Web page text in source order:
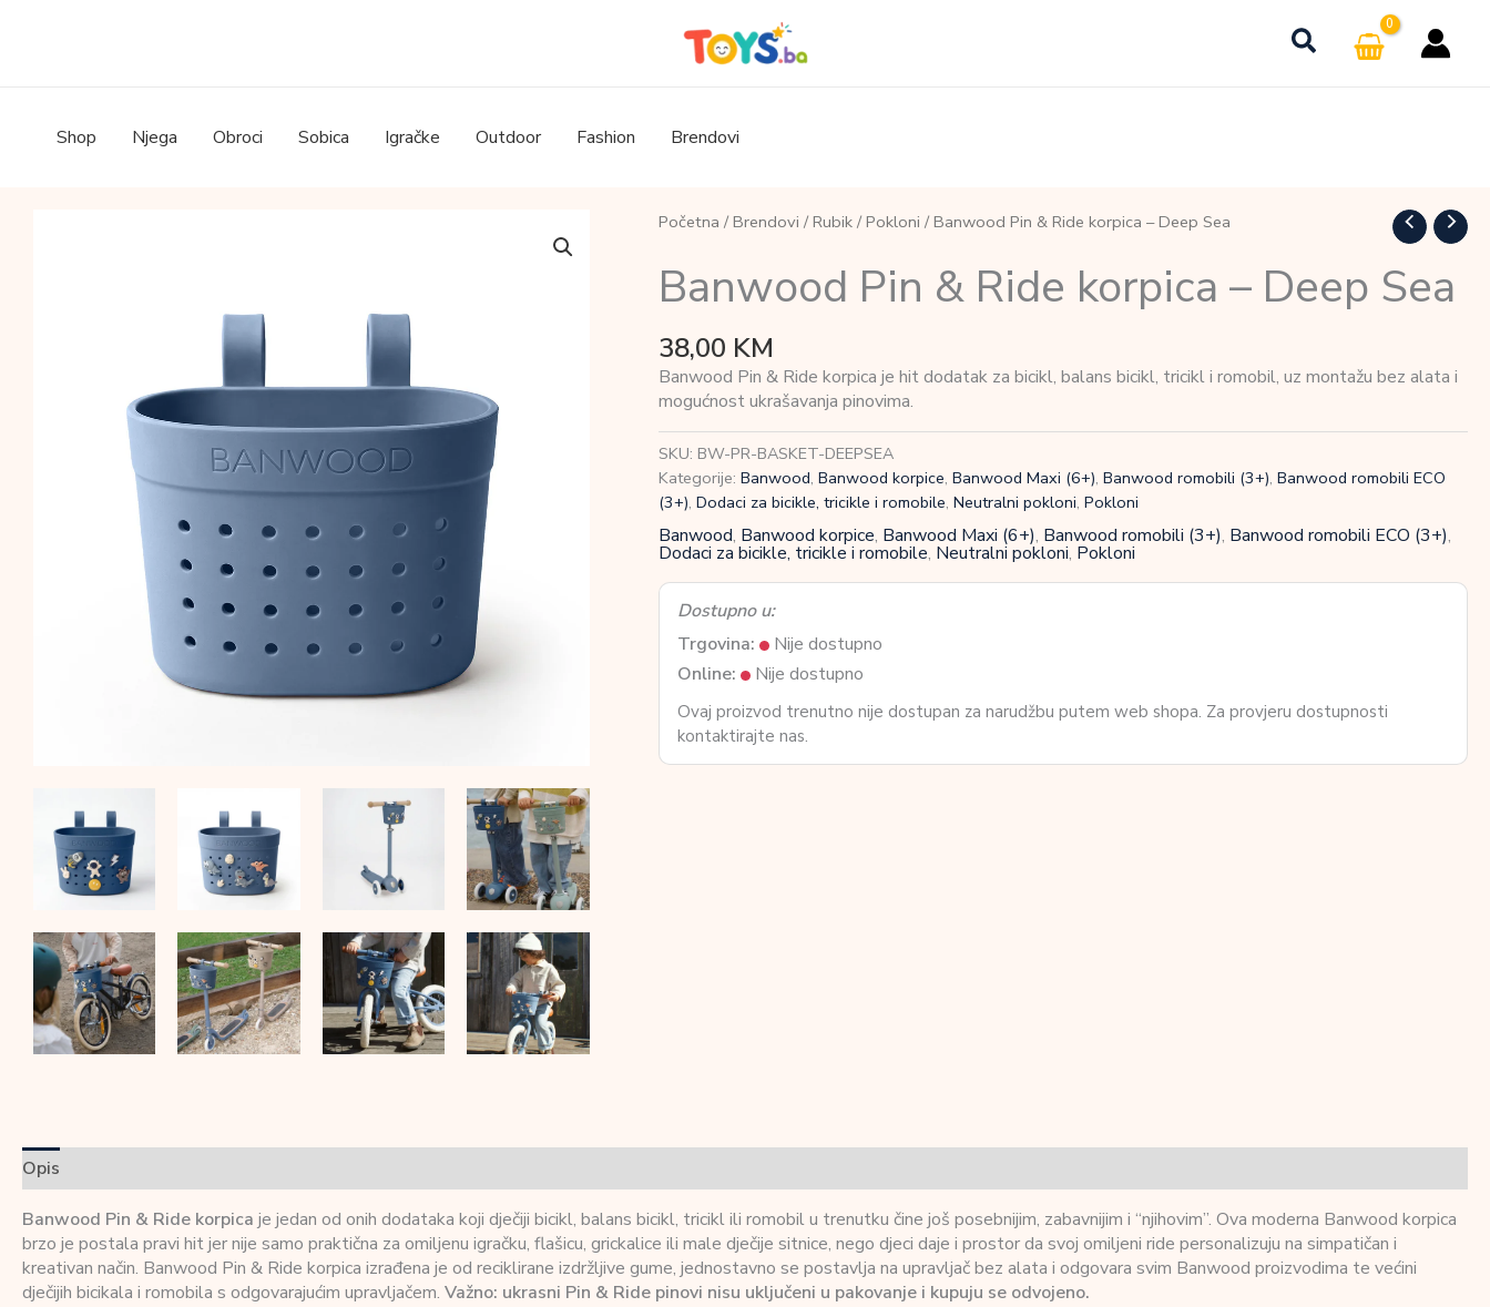
Shop Njega Obroci Sobica Igračke Outdoor Fashion Brendovi
Početna / Brendovi / Rubik/ Pokloni / Banwood Pin & Ride korpica – Deep Sea
Banwood Pin & Ride korpica – Deep Sea
38,00 KM
Banwood Pin & Ride korpica je hit dodatak za bicikl, balans bicikl, tricikl i romobil, uz montažu bez alata i
mogućnost ukrašavanja pinovima.
SKU: BW-PR-BASKET-DEEPSEA
Kategorije: Banwood, Banwood korpice, Banwood Maxi (6+), Banwood romobili (3+), Banwood romobili ECO
(3+), Dodaci za bicikle, tricikle i romobile, Neutralni pokloni, Pokloni
Banwood, Banwood korpice, Banwood Maxi (6+), Banwood romobili (3+), Banwood romobili ECO (3+),
Dodaci za bicikle, tricikle i romobile, Neutralni pokloni, Pokloni
Dostupno u:
Trgovina:
Nije dostupno
Online:
Nije dostupno
Ovaj proizvod trenutno nije dostupan za narudžbu putem web shopa. Za provjeru dostupnosti
kontaktirajte nas.
Opis
Banwood Pin & Ride korpica je jedan od onih dodataka koji dječiji bicikl, balans bicikl, tricikl ili romobil u trenutku čine još posebnijim, zabavnijim i “njihovim”. Ova moderna Banwood korpica
brzo je postala pravi hit jer nije samo praktična za omiljenu igračku, flašicu, grickalice ili male dječije sitnice, nego djeci daje i prostor da svoj omiljeni ride personalizuju na simpatičan i
kreativan način. Banwood Pin & Ride korpica izrađena je od reciklirane izdržljive gume, jednostavno se postavlja na upravljač bez alata i odgovara svim Banwood proizvodima te većini
dječijih bicikala i romobila s odgovarajućim upravljačem. Važno: ukrasni Pin & Ride pinovi nisu uključeni u pakovanje i kupuju se odvojeno.